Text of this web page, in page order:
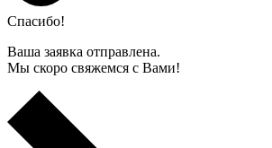
Спасибо!
Ваша заявка отправлена.
Мы скоро свяжемся с Вами!